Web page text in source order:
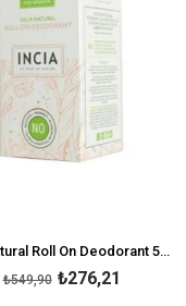
İncia Natural Roll On Deodorant 50 ml -For Women
₺276,21
₺549,90